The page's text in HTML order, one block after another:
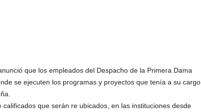
que los empleados del Despacho de la Primera Dama
se ejecuten los programas y proyectos que tenía a su cargo
calificados que serán re ubicados, en las instituciones desde